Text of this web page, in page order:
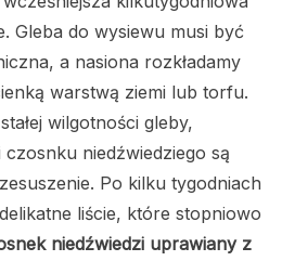
Gleba do wysiewu musi być
a nasiona rozkładamy
warstwą ziemi lub torfu.
wilgotności gleby,
czosnku niedźwiedziego są
Po kilku tygodniach
liście, które stopniowo
niedźwiedzi uprawiany z